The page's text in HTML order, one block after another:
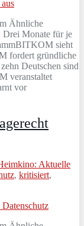
Ähnliche
Drei Monate für je
sieht
fordert gründliche
Deutschen sind
veranstaltet
vor
Aktuelle
, kritisiert,